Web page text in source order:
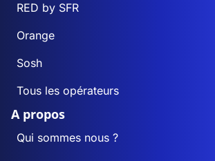
RED by SFR
Orange
Sosh
Tous les opérateurs
A propos
Qui sommes nous ?